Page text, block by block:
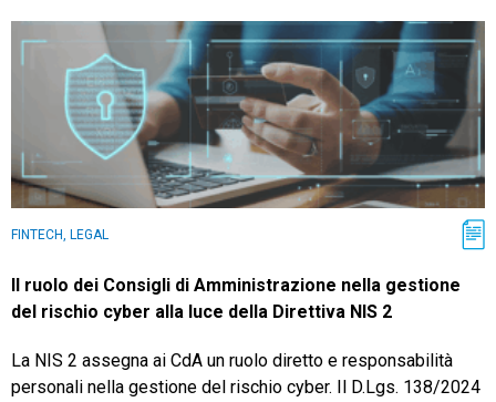
FINTECH, LEGAL
Il ruolo dei Consigli di Amministrazione nella gestione
del rischio cyber alla luce della Direttiva NIS 2
La NIS 2 assegna ai CdA un ruolo diretto e responsabilità
personali nella gestione del rischio cyber. Il D.Lgs. 138/2024